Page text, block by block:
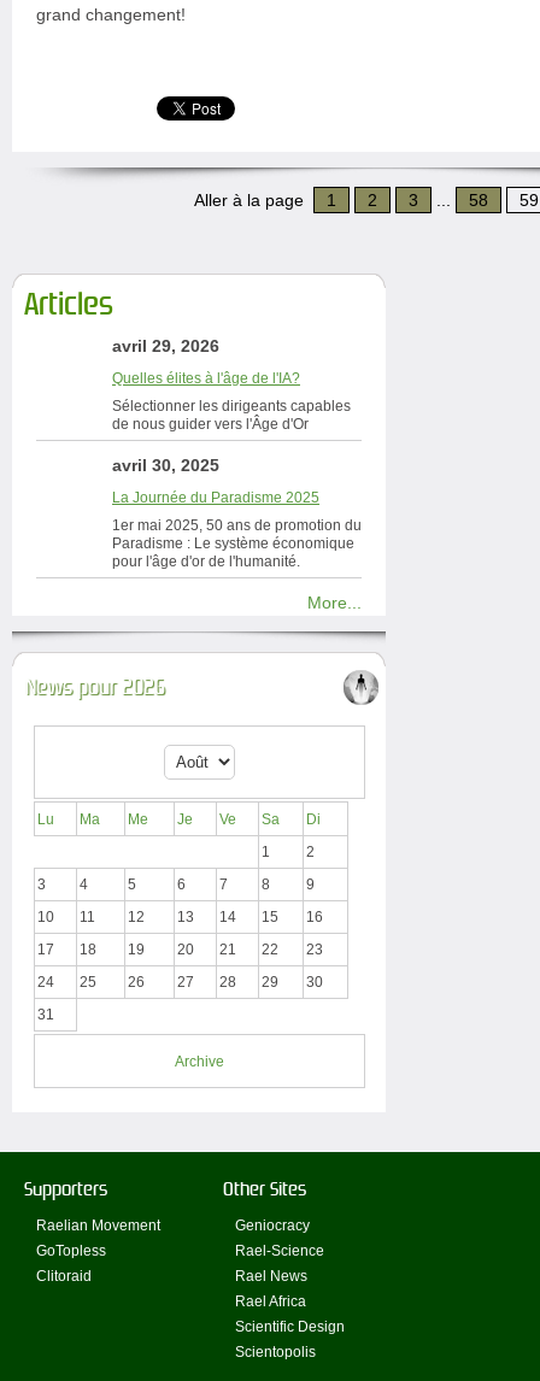
grand changement!
Aller à la page 1 2 3 58 59
Articles
avril 29, 2026
Quelles élites à l'âge de l'IA?
Sélectionner les dirigeants capables
de nous guider vers l'Âge d'Or
avril 30, 2025
La Journée du Paradisme 2025
1er mai 2025, 50 ans de promotion du
Paradisme : Le système économique
pour l'âge d'or de l'humanité.
More...
News pour 2026
Lu Ma Me Je Ve Sa
Di
1
2
3
4 5 6 7 8
9
10
11 12 13 14 15
16
17
18 19 20 21 22
23
24
25 26 27 28 29
30
31
Archive
Supporters
Raelian Movement
GoTopless
Clitoraid
Other Sites
Geniocracy
Rael-Science
Rael News
Rael Africa
Scientific Design
Scientopolis